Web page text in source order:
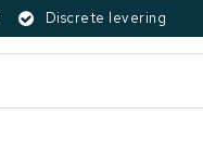
Discrete levering